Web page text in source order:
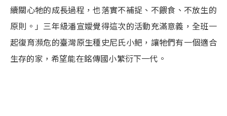
續關心牠的成長過程，也落實不補捉、不餵食、不放生的
原則。」三年級潘宣嬡覺得這次的活動充滿意義，全班一
起復育瀕危的臺灣原生種史尼氏小䰾，讓牠們有一個適合
生存的家，希望能在銘傳國小繁衍下一代。